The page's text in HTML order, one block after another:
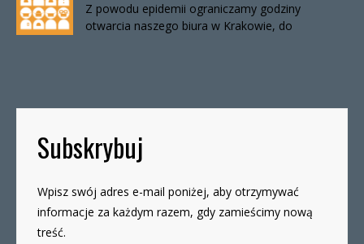
Z powodu epidemii ograniczamy godziny
otwarcia naszego biura w Krakowie, do
Subskrybuj
Wpisz swój adres e-mail poniżej, aby otrzymywać
informacje za każdym razem, gdy zamieścimy nową
treść.